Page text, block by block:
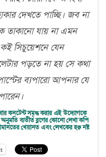
দেখতে পাচ্ছি। জব না
তাকানো যায় না এমন
সিচুয়েশনে যেন
পড়তে না হয় সে কথা
ব্যপারাে আপনার যে
কনটেন্ট সমৃদ্ধ করার এই উদ্যোগকে
ব্যতীত ব্লগের কোনো লেখা কপি
খেয়ানত এবং লেখকের হক্ব নষ্ট